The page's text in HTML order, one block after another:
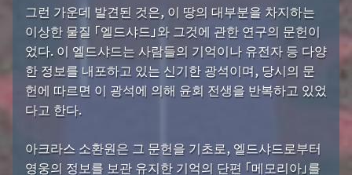
그런 가운데 발견된 것은, 이 땅의 대부분을 차지하는
이상한 물질 「엘드샤드」와 그것에 관한 연구의 문헌이
었다. 이 엘드샤드는 사람들의 기억이나 유전자 등 다양
한 정보를 내포하고 있는 신기한 광석이며, 당시의 문
헌에 따르면 이 광석에 의해 윤회 전생을 반복하고 있었
다고 한다.
아크라스 소환원은 그 문헌을 기초로, 엘드샤드로부터
영웅의 정보를 보관 유지한 기억의 단편 「메모리아」를